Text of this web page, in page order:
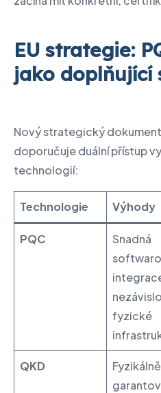
EU strategie:
jako doplňující
Nový strategický dokument
doporučuje duální přístup
technologií:
Technologie Výhody
PQC
Snadná
fyzické
QKD
Fyzikálně